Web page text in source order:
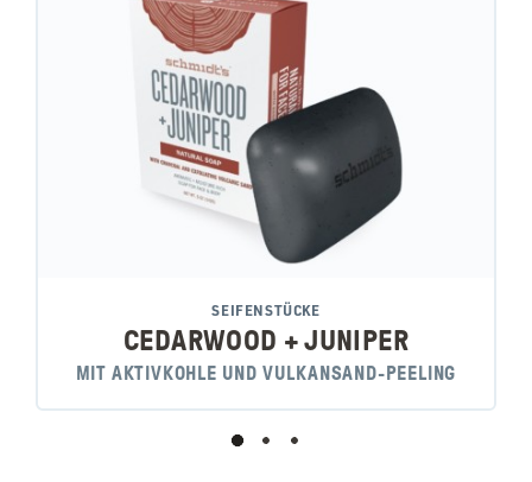
SEIFENSTÜCKE
CEDARWOOD + JUNIPER
MIT AKTIVKOHLE UND VULKANSAND-PEELING